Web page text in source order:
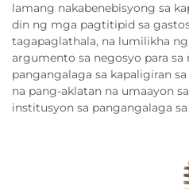
lamang nakabenebisyong sa
din ng mga pagtitipid sa
tagapaglathala, na lumilikha
argumento sa negosyo para sa
pangangalaga sa kapaligiran
na pang-aklatan na umaayon
institusyon sa pangangalaga